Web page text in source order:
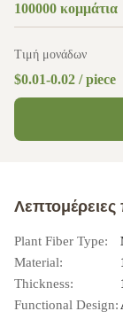
100000 κομμάτια
Τιμή μονάδων
$0.01-0.02 / piece
Λεπτομέρειες
Plant Fiber Type:
Material:
Thickness:
Functional Design: